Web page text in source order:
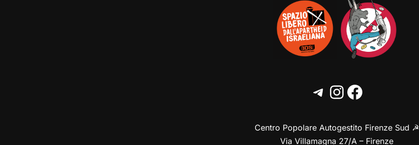
Centro Popolare Autogestito Firenze Sud ☭
Via Villamagna 27/A – Firenze